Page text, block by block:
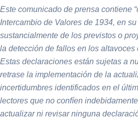
Este comunicado de prensa contiene
Intercambio de Valores de 1934, en
sustancialmente de los previstos o
la detección de fallos en los
Estas declaraciones están sujetas a
retrase la implementación de la
incertidumbres identificados en el
lectores que no confíen
actualizar ni revisar ninguna